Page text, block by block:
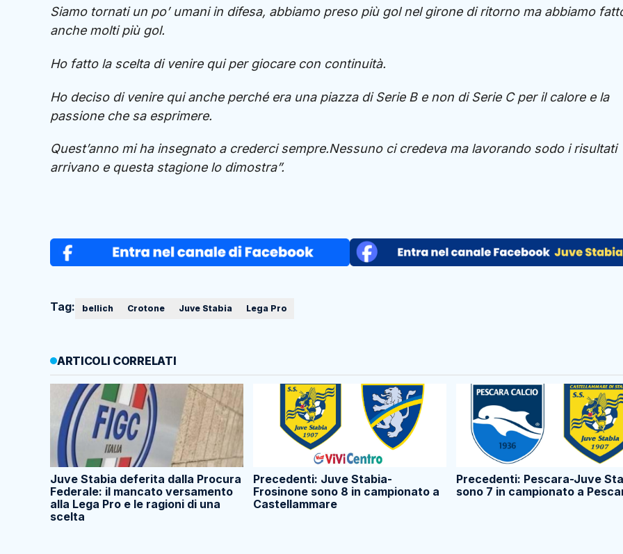
Siamo tornati un po’ umani in difesa, abbiamo preso più gol nel girone di ritorno ma abbiamo
anche molti più gol.
Ho fatto la scelta di venire qui per giocare con continuità.
Ho deciso di venire qui anche perché era una piazza di Serie B e non di Serie C per il calore e la
passione che sa esprimere.
Quest’anno mi ha insegnato a crederci sempre.Nessuno ci credeva ma lavorando sodo i risultati
arrivano e questa stagione lo dimostra”.
Tag: bellich Crotone Juve Stabia Lega Pro
ARTICOLI CORRELATI
Juve Stabia deferita dalla Procura
Federale: il mancato versamento
alla Lega Pro e le ragioni di una
scelta
Precedenti: Juve Stabia-
Frosinone sono 8 in campionato a
Castellammare
Precedenti: Pescara-Juve
sono 7 in campionato a